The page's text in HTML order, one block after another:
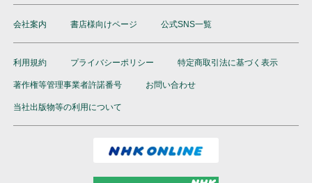
会社案内 書店様向けページ 公式SNS一覧
利用規約 プライバシーポリシー 特定商取引法に基づく表示
著作権等管理事業者許諾番号 お問い合わせ
当社出版物等の利用について